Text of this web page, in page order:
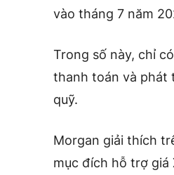
vào tháng 7 năm
Trong số này, chỉ
thanh toán và phát
quỹ.
Morgan giải thích
mục đích hỗ trợ giá